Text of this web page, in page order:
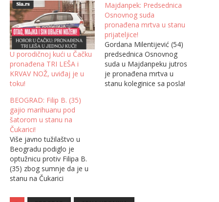
U porodičnoj kući u Čačku
pronađena TRI LEŠA i
KRVAV NOŽ, uviđaj je u
toku!
Majdanpek: Predsednica
Osnovnog suda
pronađena mrtva u stanu
prijateljice!
Gordana Milentijević (54)
predsednica Osnovnog
suda u Majdanpeku jutros
je pronađena mrtva u
stanu koleginice sa posla!
BEOGRAD: Filip B. (35)
gajio marihuanu pod
šatorom u stanu na
Čukarici!
Više javno tužilaštvo u
Beogradu podiglo je
optužnicu protiv Filipa B.
(35) zbog sumnje da je u
stanu na Čukarici
prodaje neovlašćeno